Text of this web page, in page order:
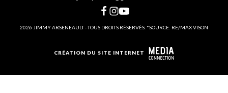
2026 JIMMY ARSENEAULT - TOUS DROITS RÉSERVÉS. *SOURCE: RE/MAX VISON
CRÉATION DU SITE INTERNET